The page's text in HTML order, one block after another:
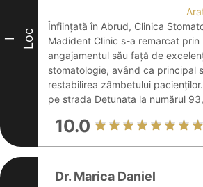
I Loc
Înființată în Abrud, Clinica
Madident Clinic s-a remarcat prin
angajamentul său față de
stomatologie, având ca principal
restabilirea zâmbetului
pe strada Detunata la numărul
10.0
Dr. Marica Daniel